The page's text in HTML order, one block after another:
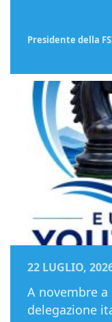
Presidente della
22 LUGLIO,
A novembre
delegazione